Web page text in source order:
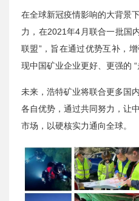
在全球新冠疫情影响的大背景
力，在2021年4月联合一批国
联盟”，旨在通过优势互补，
现中国矿业企业更好、更强的 “
未来，浩特矿业将联合更多国
各自优势，通过共同努力，让
市场，以硬核实力通向全球。